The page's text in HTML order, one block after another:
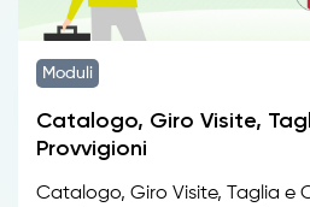
Moduli
Catalogo, Giro Visite,
Provvigioni
Catalogo, Giro Visite, Taglia e